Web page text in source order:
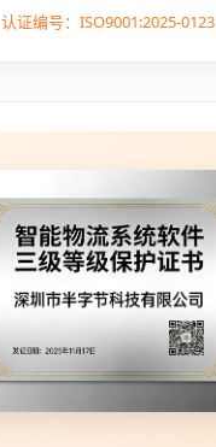
认证编号：ISO9001:2025-0123